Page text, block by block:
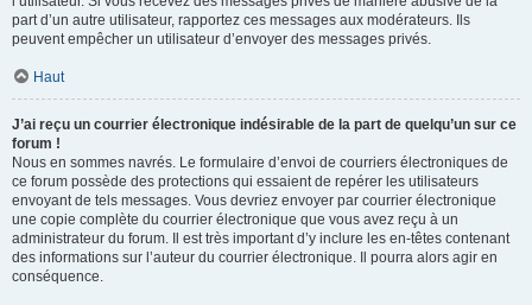
part d’un autre utilisateur, rapportez ces messages aux modérateurs. Ils
peuvent empêcher un utilisateur d’envoyer des messages privés.
Haut
J’ai reçu un courrier électronique indésirable de la part de quelqu’un sur ce
forum !
Nous en sommes navrés. Le formulaire d’envoi de courriers électroniques de
ce forum possède des protections qui essaient de repérer les utilisateurs
envoyant de tels messages. Vous devriez envoyer par courrier électronique
une copie complète du courrier électronique que vous avez reçu à un
administrateur du forum. Il est très important d’y inclure les en-têtes contenant
des informations sur l’auteur du courrier électronique. Il pourra alors agir en
conséquence.